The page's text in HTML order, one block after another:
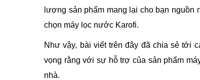
lượng sản phẩm mang lại cho bạn
chọn máy lọc nước Karofi.
Như vậy, bài viết trên đây đã chia sẻ tới
vọng rằng với sự hỗ trợ của sản phẩm
nhà.